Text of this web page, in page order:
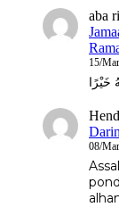
aba
15/
خَيْرًا
08/